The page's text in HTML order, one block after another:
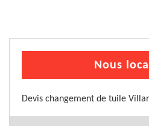
Nous
Devis changement de tuile